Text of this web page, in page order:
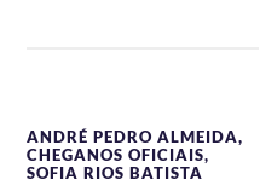
ANDRÉ PEDRO ALMEIDA,
CHEGANOS OFICIAIS,
SOFIA RIOS BATISTA